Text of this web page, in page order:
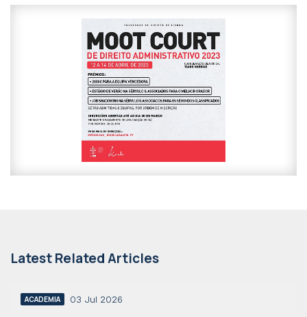
Latest Related Articles
ACADEMIA 03 Jul 2026